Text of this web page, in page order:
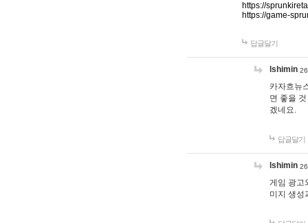
https://
https://game-
답글달기
lshimin
카자흐뉴
면 좋을
겠네요.
답글달기
lshimin
게임 광고
미지 생성